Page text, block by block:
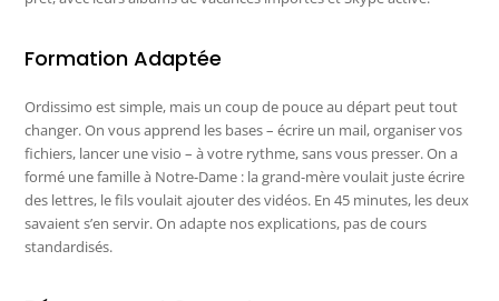
Formation Adaptée
Ordissimo est simple, mais un coup de pouce au départ peut tout
changer. On vous apprend les bases – écrire un mail, organiser vos
fichiers, lancer une visio – à votre rythme, sans vous presser. On a
formé une famille à Notre-Dame : la grand-mère voulait juste écrire
des lettres, le fils voulait ajouter des vidéos. En 45 minutes, les deux
savaient s’en servir. On adapte nos explications, pas de cours
standardisés.